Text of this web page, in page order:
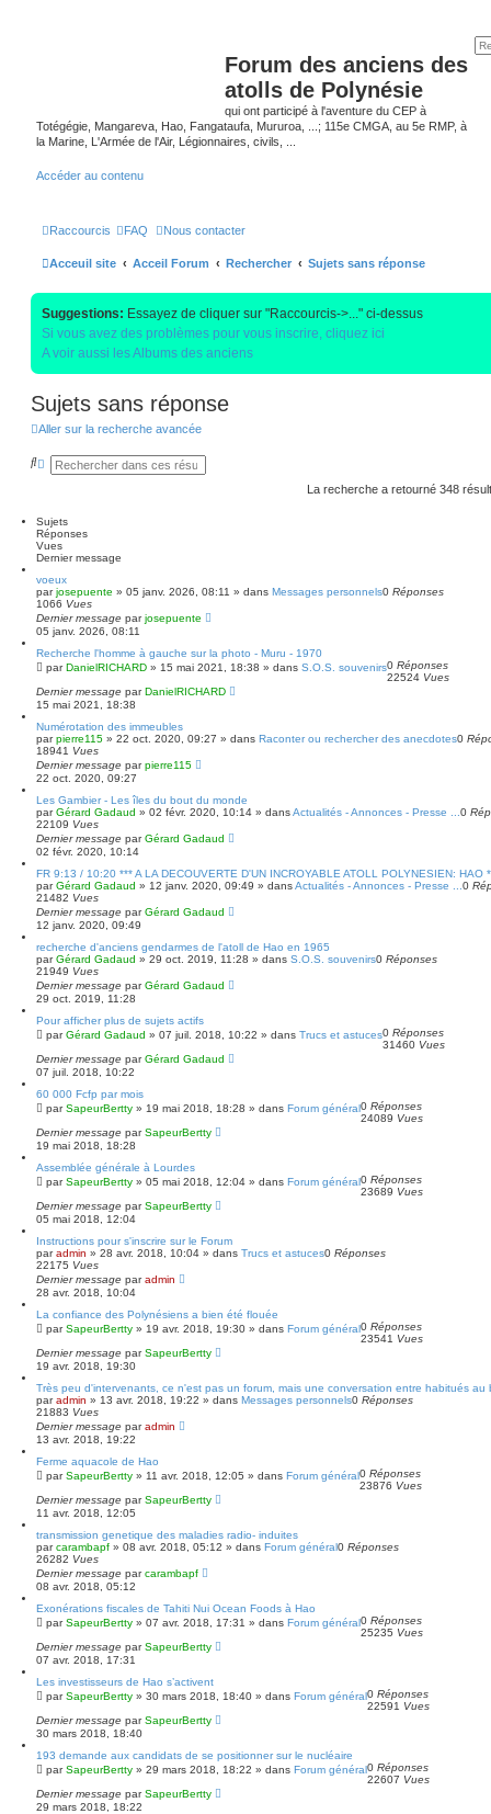
Forum des anciens des
atolls de Polynésie
qui ont participé à l'aventure du CEP à
Totégégie, Mangareva, Hao, Fangataufa, Mururoa, ...; 115e CMGA, au 5e RMP, à
la Marine, L'Armée de l'Air, Légionnaires, civils, ...
Accéder au contenu
Raccourcis FAQ Nous contacter
Acceuil site Acceil Forum Rechercher Sujets sans réponse
Suggestions: Essayez de cliquer sur "Raccourcis->..." ci-dessus
Si vous avez des problèmes pour vous inscrire, cliquez ici
A voir aussi les Albums des anciens
Sujets sans réponse
Aller sur la recherche avancée
R
r
c
h
e
r
R
r
c
h
e
a
v
a
n
c
e
La recherche a retourné 348
Sujets
Réponses
Vues
Dernier message
voeux
parjosepuente » 05 janv. 2026, 08:11 » dans Messages personnels0 Réponses
1066 Vues
Dernier message parjosepuente
05 janv. 2026, 08:11
Recherche l'homme à gauche sur la photo - Muru - 1970
parDanielRICHARD » 15 mai 2021, 18:38 » dans S.O.S. souvenirs0 Réponses
22524 Vues
Dernier message parDanielRICHARD
15 mai 2021, 18:38
Numérotation des immeubles
parpierre115 » 22 oct. 2020, 09:27 » dans Raconter ou rechercher des anecdotes0
18941 Vues
Dernier message parpierre115
22 oct. 2020, 09:27
Les Gambier - Les îles du bout du monde
parGérard Gadaud » 02 févr. 2020, 10:14 » dansActualités - Annonces - Presse ... 0
22109 Vues
Dernier message parGérard Gadaud
02 févr. 2020, 10:14
FR 9:13 / 10:20 *** A LA DECOUVERTE D'UN INCROYABLE ATOLL POLYNESIEN: HAO
parGérard Gadaud » 12 janv. 2020, 09:49 » dansActualités - Annonces - Presse ... 0
21482 Vues
Dernier message parGérard Gadaud
12 janv. 2020, 09:49
recherche d'anciens gendarmes de l'atoll de Hao en 1965
parGérard Gadaud » 29 oct. 2019, 11:28 » dans S.O.S. souvenirs0 Réponses
21949 Vues
Dernier message parGérard Gadaud
29 oct. 2019, 11:28
Pour afficher plus de sujets actifs
parGérard Gadaud » 07 juil. 2018, 10:22 » dans Trucs et astuces0 Réponses
31460 Vues
Dernier message parGérard Gadaud
07 juil. 2018, 10:22
60 000 Fcfp par mois
parSapeurBertty » 19 mai 2018, 18:28 » dans Forum général0 Réponses
24089 Vues
Dernier message parSapeurBertty
19 mai 2018, 18:28
Assemblée générale à Lourdes
parSapeurBertty » 05 mai 2018, 12:04 » dans Forum général0 Réponses
23689 Vues
Dernier message parSapeurBertty
05 mai 2018, 12:04
Instructions pour s'inscrire sur le Forum
paradmin » 28 avr. 2018, 10:04 » dans Trucs et astuces0 Réponses
22175 Vues
Dernier message paradmin
28 avr. 2018, 10:04
La confiance des Polynésiens a bien été flouée
parSapeurBertty » 19 avr. 2018, 19:30 » dans Forum général0 Réponses
23541 Vues
Dernier message parSapeurBertty
19 avr. 2018, 19:30
Très peu d'intervenants, ce n'est pas un forum, mais une conversation entre habitués au
paradmin » 13 avr. 2018, 19:22 » dans Messages personnels0 Réponses
21883 Vues
Dernier message paradmin
13 avr. 2018, 19:22
Ferme aquacole de Hao
parSapeurBertty » 11 avr. 2018, 12:05 » dans Forum général0 Réponses
23876 Vues
Dernier message parSapeurBertty
11 avr. 2018, 12:05
transmission genetique des maladies radio- induites
parcarambapf » 08 avr. 2018, 05:12 » dans Forum général0 Réponses
26282 Vues
Dernier message parcarambapf
08 avr. 2018, 05:12
Exonérations fiscales de Tahiti Nui Ocean Foods à Hao
parSapeurBertty » 07 avr. 2018, 17:31 » dans Forum général0 Réponses
25235 Vues
Dernier message parSapeurBertty
07 avr. 2018, 17:31
Les investisseurs de Hao s’activent
parSapeurBertty » 30 mars 2018, 18:40 » dans Forum général0 Réponses
22591 Vues
Dernier message parSapeurBertty
30 mars 2018, 18:40
193 demande aux candidats de se positionner sur le nucléaire
parSapeurBertty » 29 mars 2018, 18:22 » dans Forum général0 Réponses
22607 Vues
Dernier message parSapeurBertty
29 mars 2018, 18:22